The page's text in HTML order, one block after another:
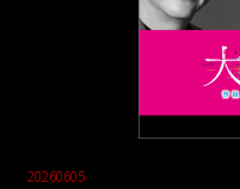
20260605